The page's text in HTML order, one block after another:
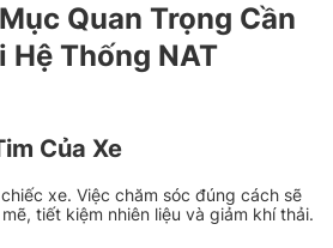
Quan Trọng Cần
Hệ Thống NAT
Của Xe
xe. Việc chăm sóc đúng cách sẽ
tiết kiệm nhiên liệu và giảm khí thải.